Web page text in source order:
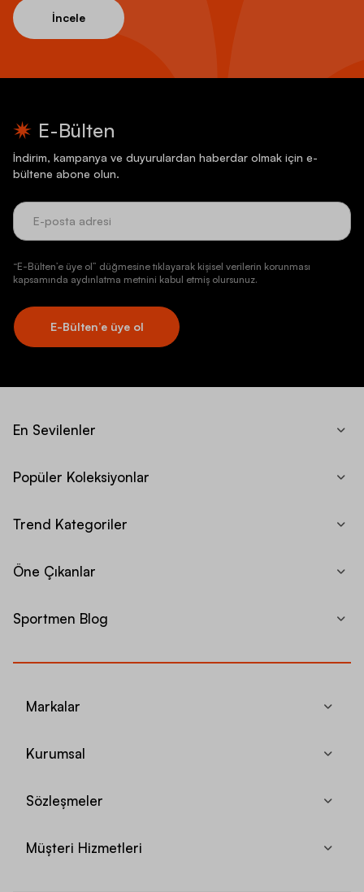
İncele
E-Bülten
İndirim, kampanya ve duyurulardan haberdar olmak için e-
bültene abone olun.
“E-Bülten’e üye ol” düğmesine tıklayarak kişisel verilerin korunması
kapsamında aydınlatma metnini kabul etmiş olursunuz.
E-Bülten’e üye ol
En Sevilenler
Popüler Koleksiyonlar
Trend Kategoriler
Öne Çıkanlar
Sportmen Blog
Markalar
Kurumsal
Sözleşmeler
Müşteri Hizmetleri